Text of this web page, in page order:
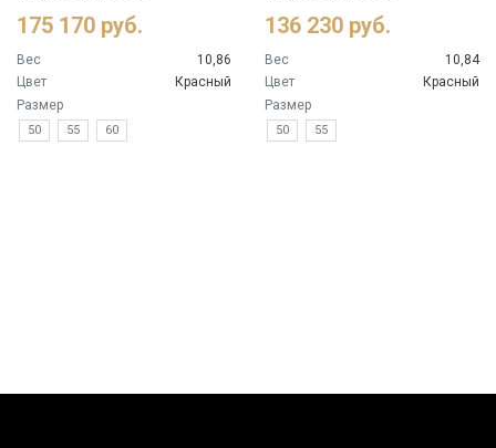
175 170 руб.
Вес
10,86
Цвет
Красный
Размер
50 55 60
136 230 руб.
Вес
10,84
Цвет
Красный
Размер
50 55